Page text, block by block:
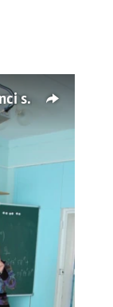
50 min müəllim işini itirə bilər. Birinci sinfə gedənlər azalır